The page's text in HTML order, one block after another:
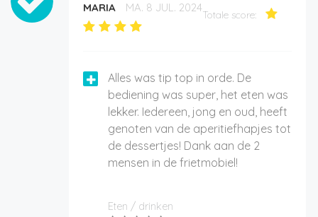
MARIA MA. 8 JUL. 2024
Totale score:
Alles was tip top in orde. De
bediening was super, het eten was
lekker. Iedereen, jong en oud, heeft
genoten van de aperitiefhapjes tot
de dessertjes! Dank aan de 2
mensen in de frietmobiel!
Eten / drinken